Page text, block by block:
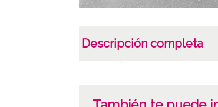
Descripción completa